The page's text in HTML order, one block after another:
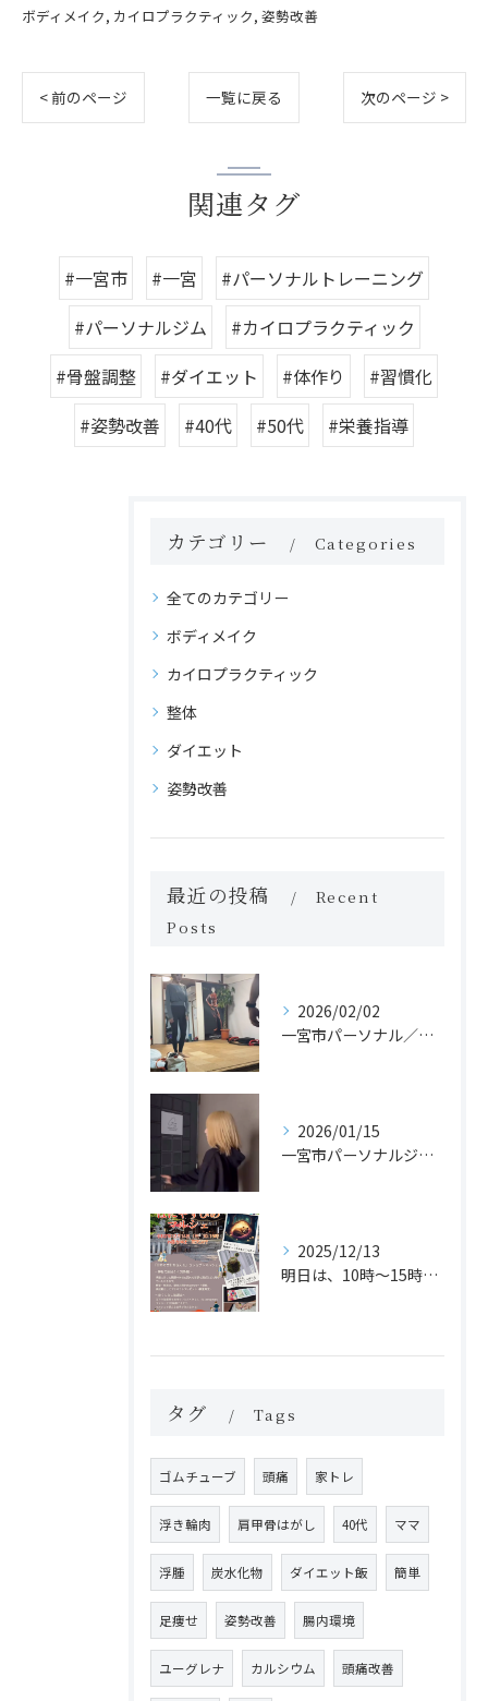
ボディメイク カイロプラクティック 姿勢改善
< 前のページ 一覧に戻る 次のページ >
関連タグ
#一宮市 #一宮
#パーソナルトレーニング
#パーソナルジム
#カイロプラクティック
#骨盤調整
#ダイエット #体作り
#習慣化
#姿勢改善
#40代 #50代 #栄養指導
カテゴリー Categories
全てのカテゴリー
ボディメイク
カイロプラクティック
整体
ダイエット
姿勢改善
最近の投稿
Recent
Posts
2026/02/02
一宮市パーソナル／カイロのジムでヨガレッスンがスタート！？
2026/01/15
一宮市パーソナルジム体験
2025/12/13
明日は、10時〜15時まで「はにやすひめマルシェ」に運動体験...
タグ Tags
ゴムチューブ 頭痛 家トレ
浮き輪肉 肩甲骨はがし 40代 ママ
浮腫 炭水化物 ダイエット飯 簡単
足痩せ 姿勢改善 腸内環境
ユーグレナ カルシウム 頭痛改善